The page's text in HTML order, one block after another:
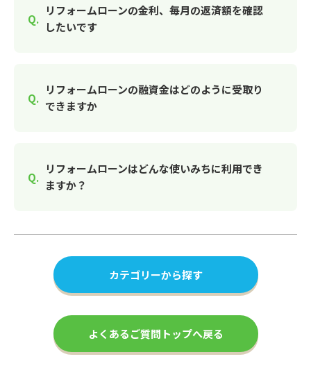
リフォームローンの金利、毎月の返済額を確認
したいです
リフォームローンの融資金はどのように受取り
できますか
リフォームローンはどんな使いみちに利用でき
ますか？
カテゴリーから探す
よくあるご質問トップへ戻る